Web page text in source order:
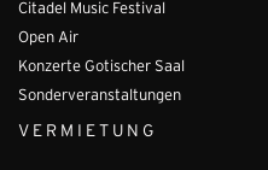
Citadel Music Festival
Open Air
Konzerte Gotischer Saal
Sonderveranstaltungen
VERMIETUNG